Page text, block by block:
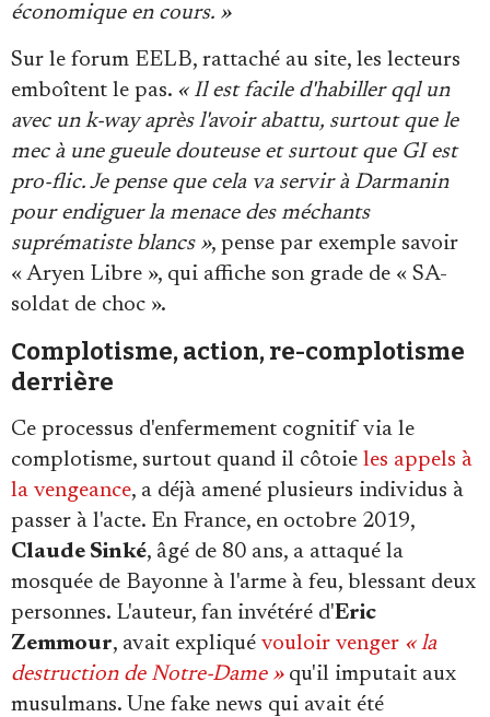
économique en cours. »
Sur le forum EELB, rattaché au site, les lecteurs
emboîtent le pas. « Il est facile d'habiller qql un
avec un k-way après l'avoir abattu, surtout que le
mec à une gueule douteuse et surtout que GI est
pro-flic. Je pense que cela va servir à Darmanin
pour endiguer la menace des méchants
suprématiste blancs », pense par exemple savoir
« Aryen Libre », qui affiche son grade de « SA-
soldat de choc ».
Complotisme, action, re-complotisme
derrière
Ce processus d'enfermement cognitif via le
complotisme, surtout quand il côtoie les appels à
la vengeance, a déjà amené plusieurs individus à
passer à l'acte. En France, en octobre 2019,
Claude Sinké, âgé de 80 ans, a attaqué la
mosquée de Bayonne à l'arme à feu, blessant deux
personnes. L'auteur, fan invétéré d'Eric
Zemmour, avait expliqué vouloir venger « la
destruction de Notre-Dame »qu'il imputait aux
musulmans. Une fake news qui avait été